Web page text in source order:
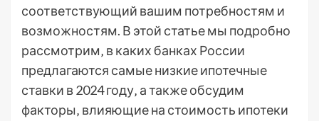
соответствующий вашим потребностям и
возможностям. В этой статье мы подробно
рассмотрим‚ в каких банках России
предлагаются самые низкие ипотечные
ставки в 2024 году‚ а также обсудим
факторы‚ влияющие на стоимость ипотеки